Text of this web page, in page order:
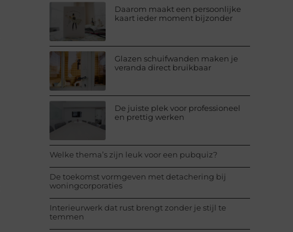
Daarom maakt een persoonlijke
kaart ieder moment bijzonder
Glazen schuifwanden maken je
veranda direct bruikbaar
De juiste plek voor professioneel
en prettig werken
Welke thema’s zijn leuk voor een pubquiz?
De toekomst vormgeven met detachering bij
woningcorporaties
Interieurwerk dat rust brengt zonder je stijl te
temmen